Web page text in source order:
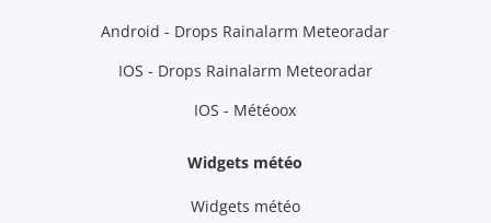
Android - Drops Rainalarm Meteoradar
IOS - Drops Rainalarm Meteoradar
IOS - Météoox
Widgets météo
Widgets météo